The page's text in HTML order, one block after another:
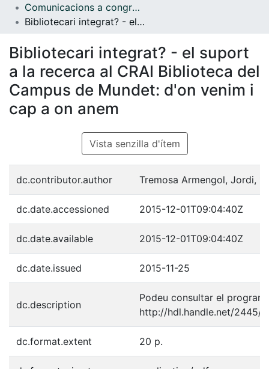
Com publicar
Comunicacions a congressos / Jornades / Presentacions (CRAI-UB)
Bibliotecari integrat? - el suport a la recerca al CRAI Biblioteca del Campus de Mundet: d'on venim i cap a on anem
Bibliotecari integrat? - el suport
a la recerca al CRAI Biblioteca del
Campus de Mundet: d'on venim i
cap a on anem
Vista senzilla d'ítem
dc.contributor.author Tremosa Armengol, Jordi,
dc.date.accessioned 2015-12-01T09:04:40Z
dc.date.available 2015-12-01T09:04:40Z
dc.date.issued 2015-11-25
dc.description
Podeu consultar el
http://hdl.handle.net/2445/
dc.format.extent 20 p.